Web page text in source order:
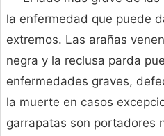
la enfermedad que puede
extremos. Las arañas
negra y la reclusa parda
enfermedades graves,
la muerte en casos
garrapatas son portadores